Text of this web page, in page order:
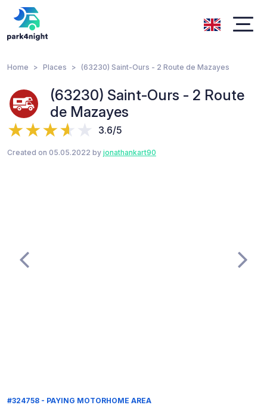
Home Places (63230) Saint-Ours - 2 Route de Mazayes
(63230) Saint-Ours - 2 Route
de Mazayes
3.6/5
Created on 05.05.2022 by jonathankart90
#324758 - PAYING MOTORHOME AREA